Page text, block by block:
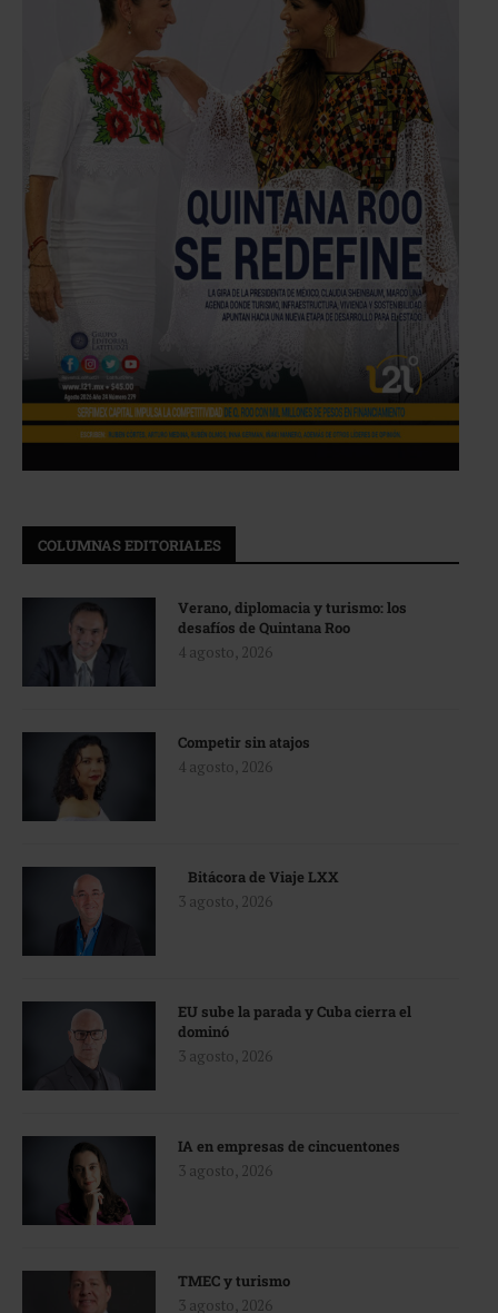
COLUMNAS EDITORIALES
Verano, diplomacia y turismo: los
desafíos de Quintana Roo
4 agosto, 2026
Competir sin atajos
4 agosto, 2026
Bitácora de Viaje LXX
3 agosto, 2026
EU sube la parada y Cuba cierra el
dominó
3 agosto, 2026
IA en empresas de cincuentones
3 agosto, 2026
TMEC y turismo
3 agosto, 2026